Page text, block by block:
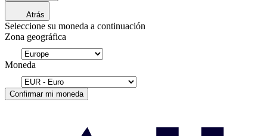
Atrás
Seleccione su moneda a continuación
Zona geográfica
Moneda
Confirmar mi moneda